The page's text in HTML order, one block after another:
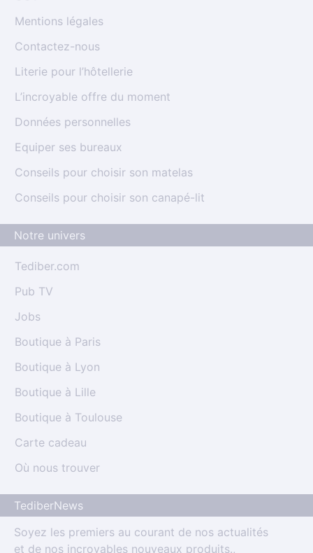
Mentions légales
Contactez-nous
Literie pour l’hôtellerie
L’incroyable offre du moment
Données personnelles
Equiper ses bureaux
Conseils pour choisir son matelas
Conseils pour choisir son canapé-lit
Notre univers
Tediber.com
Pub TV
Jobs
Boutique à Paris
Boutique à Lyon
Boutique à Lille
Boutique à Toulouse
Carte cadeau
Où nous trouver
TediberNews
Soyez les premiers au courant de nos actualités
et de nos incroyables nouveaux produits.,